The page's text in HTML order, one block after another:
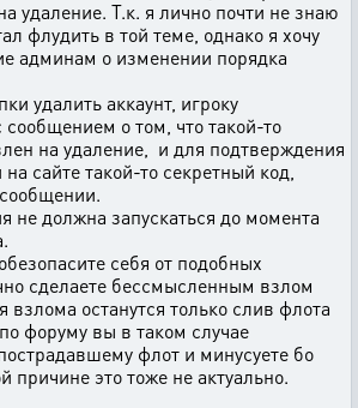
удаление. Т.к. я лично почти не знаю
флудить в той теме, однако я хочу
админам о изменении порядка
удалить аккаунт, игроку
сообщением о том, что такой-то
на удаление, и для подтверждения
сайте такой-то секретный код,
не должна запускаться до момента
себя от подобных
сделаете бессмысленным взлом
взлома останутся только слив флота
форуму вы в таком случае
флот и минусуете бо
причине это тоже не актуально.